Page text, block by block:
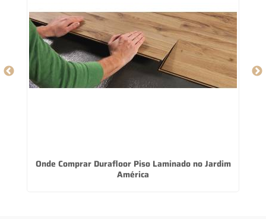
Onde Comprar Durafloor Piso Laminado no Jardim
América